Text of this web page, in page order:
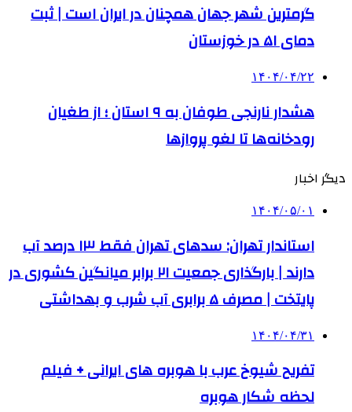
گرمترین شهر جهان همچنان در ایران است | ثبت
دمای ۵۱ در خوزستان
۱۴۰۴/۰۴/۲۲
هشدار نارنجی طوفان به ۹ استان ؛ از طغیان
رودخانه‌ها تا لغو پروازها
دیگر اخبار
۱۴۰۴/۰۵/۰۱
استاندار تهران: سدهای تهران فقط ۱۳ درصد آب
دارند | بارگذاری جمعیت ۲۱ برابر میانگین کشوری در
پایتخت | مصرف ۵ برابری آب شرب و بهداشتی
۱۴۰۴/۰۴/۳۱
تفریح شیوخ عرب با هوبره‌ های ایرانی + فیلم
لحظه شکار هوبره